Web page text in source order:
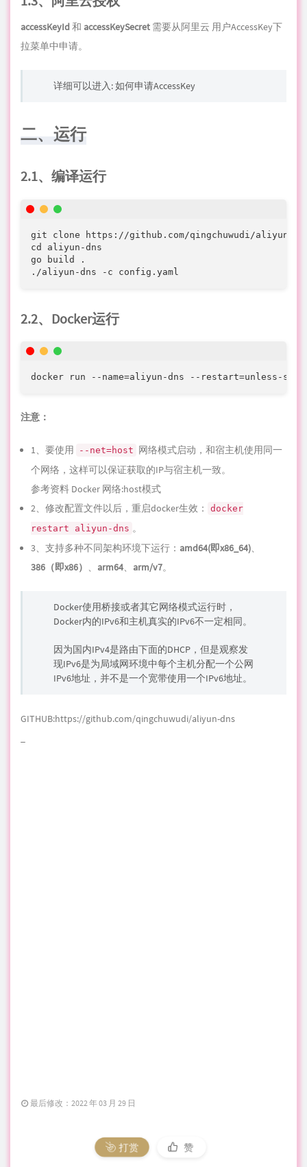
accessKeyId和 accessKeySecret 需要从阿里云 用户AccessKey下
拉菜单中申请。
详细可以进入:如何申请AccessKey
二、运行
2.1、编译运行
git clone https://github.com/qingchuwudi/aliyun-
cd aliyun-dns
go build .
./aliyun-dns -c config.yaml
2.2、Docker运行
docker run --name=aliyun-dns --restart=unless-
注意：
1、要使用 --net=host 网络模式启动，和宿主机使用同一
个网络，这样可以保证获取的IP与宿主机一致。
参考资料 Docker 网络:host模式
2、修改配置文件以后，重启docker生效：
docker
restart aliyun-dns 。
3、支持多种不同架构环境下运行： amd64(即x86_64)
386（即x86）
arm64 arm/v7。
Docker使用桥接或者其它网络模式运行时，
Docker内的IPv6和主机真实的IPv6不一定相同。
因为国内IPv4是路由下面的DHCP，但是观察发
现IPv6是为局域网环境中每个主机分配一个公网
IPv6地址，并不是一个宽带使用一个IPv6地址。
GITHUB:https://github.com/qingchuwudi/aliyun-dns
最后修改：2022 年 03 月 29 日
打赏 赞